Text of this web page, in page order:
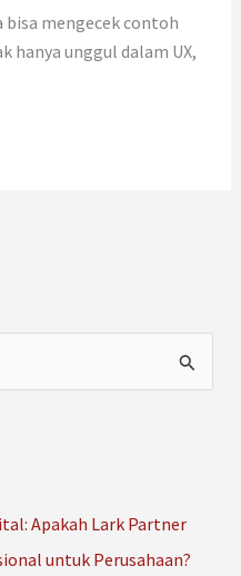
mengecek contoh
hanya unggul dalam UX,
Apakah Lark Partner
untuk Perusahaan?